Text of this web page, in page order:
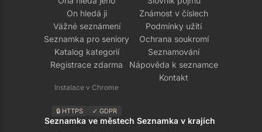
On hledá ji
Vážné seznámení
Seznamka pro seniory
Katalog kategorií
Registrace zdarma
Instalace v Chrome
🔒 HTTPS ✓ GDPR
Známost v číslech
Podmínky užití
Ochrana soukromí
Seznamování
Nápověda k seznamce
Kontakt
Seznamka ve městech Seznamka v krajích